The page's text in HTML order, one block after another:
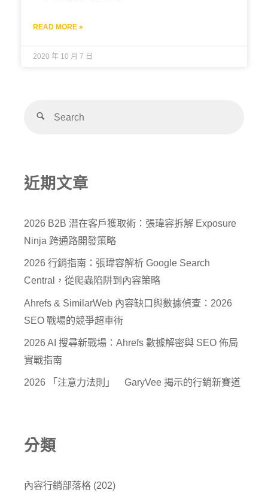
READ MORE »
2020 年 10 月 7 日
近期文章
2026 B2B 潛在客戶獲取術：張瑋容拆解 Exposure
Ninja 跨通路開發策略
2026 行銷指南：張瑋容解析 Google Search
Central，從爬蟲陷阱到內容策略
Ahrefs & SimilarWeb 內容缺口與數據偵查：2026
SEO 戰場的競爭超車術
2026 AI 搜尋新戰場：Ahrefs 數據解密與 SEO 佈局
實戰指南
2026 「注意力法則」 GaryVee 揭示的行銷新賽道
分類
內容行銷部落格 (202)